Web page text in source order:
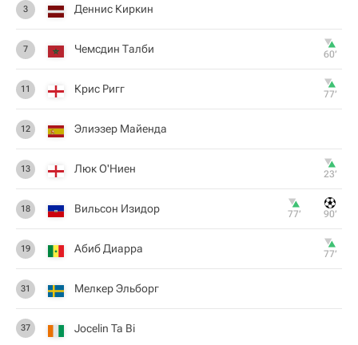
3 Деннис Киркин
7 Чемсдин Талби 60‎’‎
11 Крис Ригг 77‎’‎
12 Элиэзер Майенда
13 Люк О'Ниен 23‎’‎
18 Вильсон Изидор 77‎’‎ 90‎’‎
19 Абиб Диарра 77‎’‎
31 Мелкер Эльборг
37 Jocelin Ta Bi